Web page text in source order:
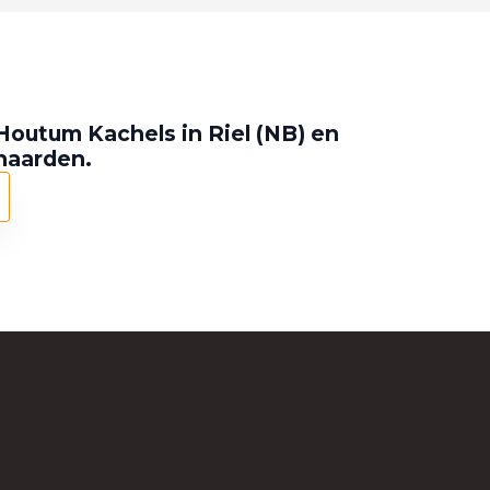
Kachels in Riel (NB) en